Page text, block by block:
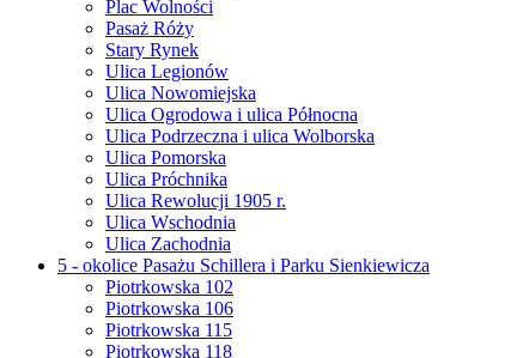
Plac Wolności
Pasaż Róży
Stary Rynek
Ulica Legionów
Ulica Nowomiejska
Ulica Ogrodowa i ulica Północna
Ulica Podrzeczna i ulica Wolborska
Ulica Pomorska
Ulica Próchnika
Ulica Rewolucji 1905 r.
Ulica Wschodnia
Ulica Zachodnia
5 - okolice Pasażu Schillera i Parku Sienkiewicza
Piotrkowska 102
Piotrkowska 106
Piotrkowska 115
Piotrkowska 118